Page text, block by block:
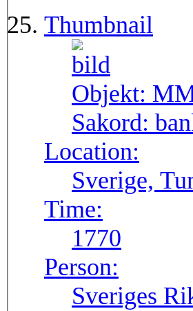
Thumbnail
Objekt:
Sakord:
Location:
Sverige,
Time:
1770
Person:
Sveriges